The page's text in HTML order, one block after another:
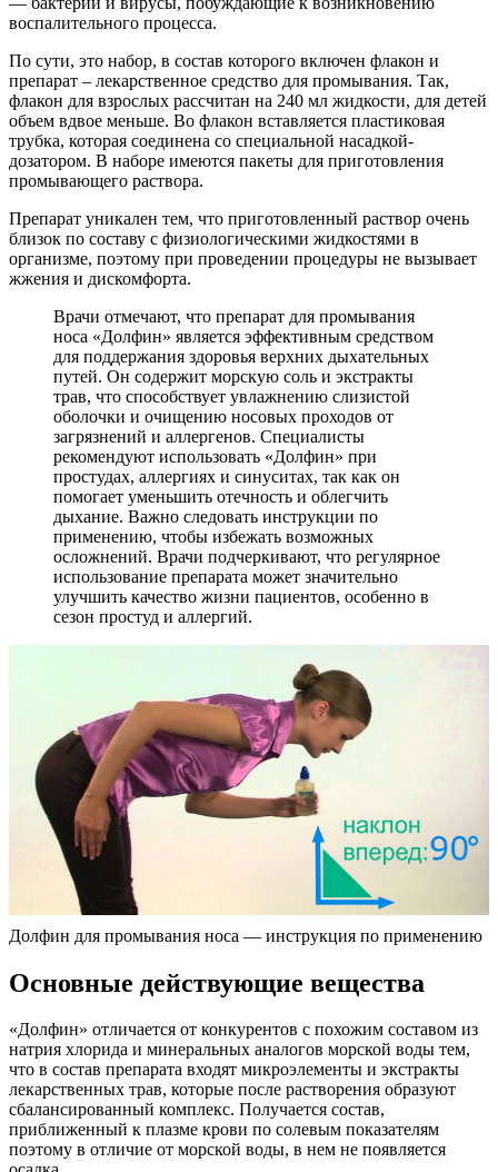
воспалительного процесса.
По сути, это набор, в состав которого включен флакон и
препарат – лекарственное средство для промывания. Так,
флакон для взрослых рассчитан на 240 мл жидкости, для детей
объем вдвое меньше. Во флакон вставляется пластиковая
трубка, которая соединена со специальной насадкой-
дозатором. В наборе имеются пакеты для приготовления
промывающего раствора.
Препарат уникален тем, что приготовленный раствор очень
близок по составу с физиологическими жидкостями в
организме, поэтому при проведении процедуры не вызывает
жжения и дискомфорта.
Врачи отмечают, что препарат для промывания
носа «Долфин» является эффективным средством
для поддержания здоровья верхних дыхательных
путей. Он содержит морскую соль и экстракты
трав, что способствует увлажнению слизистой
оболочки и очищению носовых проходов от
загрязнений и аллергенов. Специалисты
рекомендуют использовать «Долфин» при
простудах, аллергиях и синуситах, так как он
помогает уменьшить отечность и облегчить
дыхание. Важно следовать инструкции по
применению, чтобы избежать возможных
осложнений. Врачи подчеркивают, что регулярное
использование препарата может значительно
улучшить качество жизни пациентов, особенно в
сезон простуд и аллергий.
Долфин для промывания носа — инструкция по применению
Основные действующие вещества
«Долфин» отличается от конкурентов с похожим составом из
натрия хлорида и минеральных аналогов морской воды тем,
что в состав препарата входят микроэлементы и экстракты
лекарственных трав, которые после растворения образуют
сбалансированный комплекс. Получается состав,
приближенный к плазме крови по солевым показателям
поэтому в отличие от морской воды, в нем не появляется